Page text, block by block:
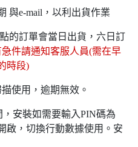
與e-mail，以利出貨作業
的訂單會當日出貨，六日訂
件請通知客服人員(需在早
時段)
使用，逾期無效。
安裝如需要輸入PIN碼為
啟，切換行動數據使用。安